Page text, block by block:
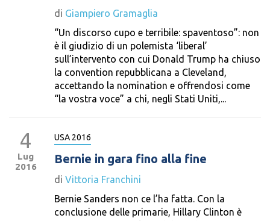
di Giampiero Gramaglia
“Un discorso cupo e terribile: spaventoso”: non
è il giudizio di un polemista ‘liberal’
sull’intervento con cui Donald Trump ha chiuso
la convention repubblicana a Cleveland,
accettando la nomination e offrendosi come
“la vostra voce” a chi, negli Stati Uniti,...
4
Lug
2016
USA 2016
Bernie in gara fino alla fine
di Vittoria Franchini
Bernie Sanders non ce l’ha fatta. Con la
conclusione delle primarie, Hillary Clinton è